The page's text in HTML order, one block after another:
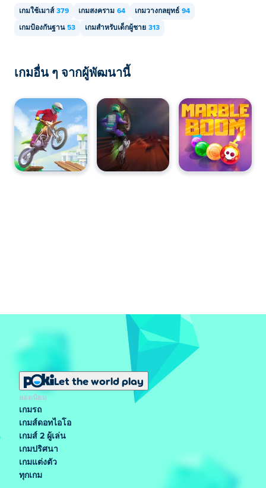
เกมใช้เมาส์ 379 เกมสงคราม 64 เกมวางกลยุทธ์ 94
เกมป้องกันฐาน 53 เกมสำหรับเด็กผู้ชาย 313
เกมอื่น ๆ จากผู้พัฒนานี้
Let the world play
ยอดนิยม
เกมรถ
เกมส์ดอทไอโอ
เกมส์ 2 ผู้เล่น
เกมปริศนา
เกมแต่งตัว
ทุกเกม